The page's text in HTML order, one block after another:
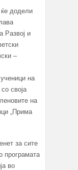
ќе додели
Развој и
–
на
своја
на
„Прима
за сите
програмата
во